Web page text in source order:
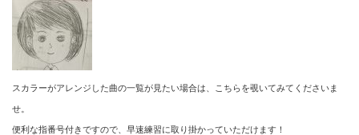
スカラーがアレンジした曲の一覧が見たい場合は、こちらを覗いてみてくださいま
せ。
便利な指番号付きですので、早速練習に取り掛かっていただけます！